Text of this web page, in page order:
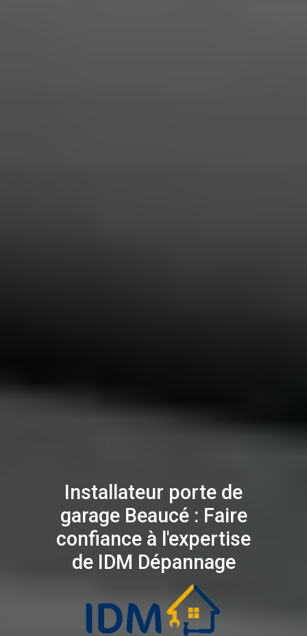
Installateur porte de
garage Beaucé : Faire
confiance à l'expertise
de IDM Dépannage